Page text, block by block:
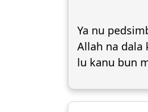
Ya nu
Allah na dala
lu kanu bun